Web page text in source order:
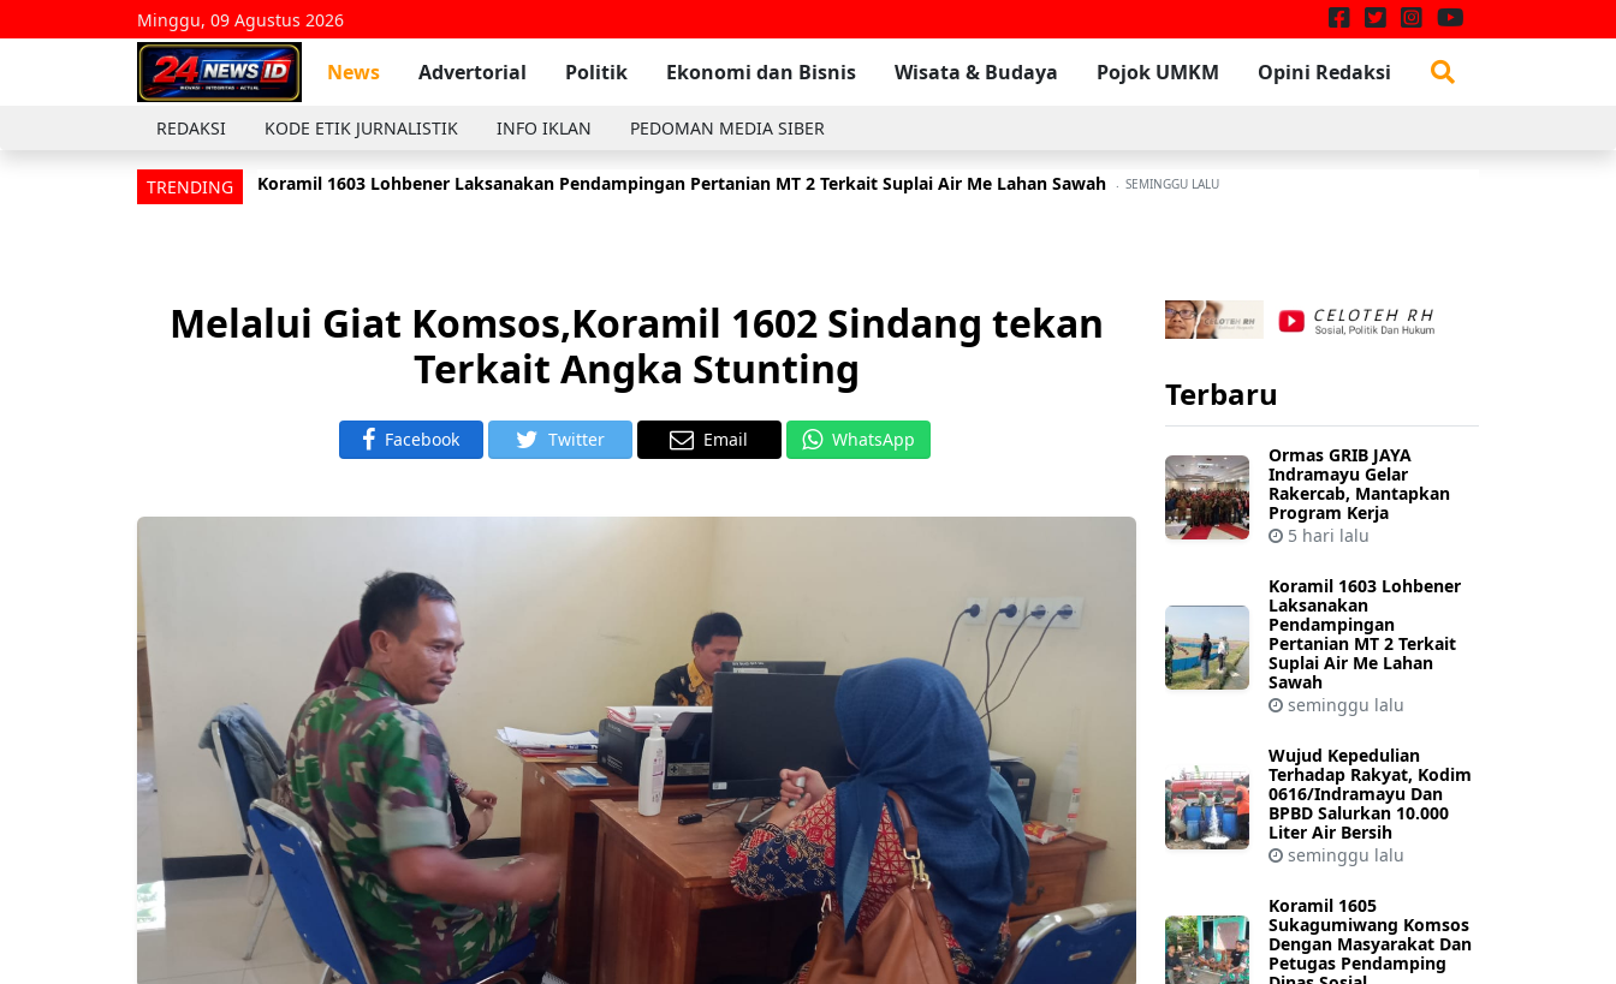
Minggu, 09 Agustus 2026
News Advertorial Politik Ekonomi dan Bisnis Wisata & Budaya Pojok UMKM Opini Redaksi
REDAKSI KODE ETIK JURNALISTIK INFO IKLAN PEDOMAN MEDIA SIBER
TRENDING Koramil 1603 Lohbener Laksanakan Pendampingan Pertanian MT 2 Terkait Suplai Air Me Lahan Sawah SEMINGGU LALU
Anggota Koramil 1601/Indramayu Komsos Dengan Masyarakat Di Wilayah Binaan Desa Tambak 23 JULI 2026
Melalui Giat Komsos,Koramil 1602 Sindang tekan
Terkait Angka Stunting
Facebook Twitter Email WhatsApp
Terbaru
Ormas GRIB JAYA
Indramayu Gelar
Rakercab, Mantapkan
Program Kerja
5 hari lalu
Koramil 1603 Lohbener
Laksanakan
Pendampingan
Pertanian MT 2 Terkait
Suplai Air Me Lahan
Sawah
seminggu lalu
Wujud Kepedulian
Terhadap Rakyat, Kodim
0616/Indramayu Dan
BPBD Salurkan 10.000
Liter Air Bersih
seminggu lalu
Koramil 1605
Sukagumiwang Komsos
Dengan Masyarakat Dan
Petugas Pendamping